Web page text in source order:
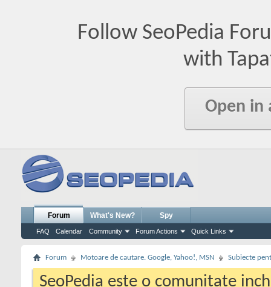
Follow SeoPedia
with
Open in
Forum
FAQ Calendar Community Forum Actions Quick Links
What's New? Spy
Forum Motoare de cautare. Google, Yahoo!, MSN Subiecte
SeoPedia este o comunitate